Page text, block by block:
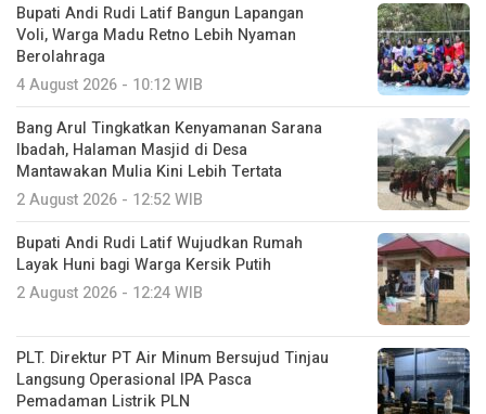
Bupati Andi Rudi Latif Bangun Lapangan
Voli, Warga Madu Retno Lebih Nyaman
Berolahraga
4 August 2026 - 10:12 WIB
Bang Arul Tingkatkan Kenyamanan Sarana
Ibadah, Halaman Masjid di Desa
Mantawakan Mulia Kini Lebih Tertata
2 August 2026 - 12:52 WIB
Bupati Andi Rudi Latif Wujudkan Rumah
Layak Huni bagi Warga Kersik Putih
2 August 2026 - 12:24 WIB
PLT. Direktur PT Air Minum Bersujud Tinjau
Langsung Operasional IPA Pasca
Pemadaman Listrik PLN